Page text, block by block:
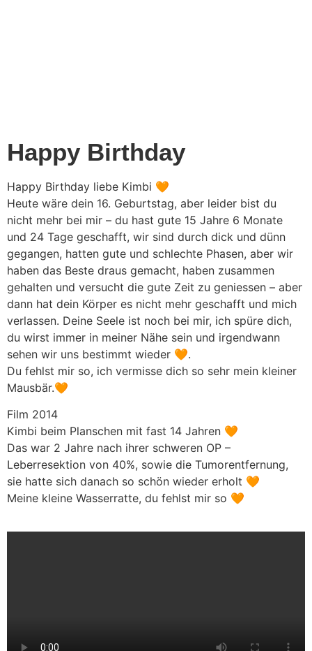
Happy Birthday
Happy Birthday liebe Kimbi 🧡
Heute wäre dein 16. Geburtstag, aber leider bist du
nicht mehr bei mir – du hast gute 15 Jahre 6 Monate
und 24 Tage geschafft, wir sind durch dick und dünn
gegangen, hatten gute und schlechte Phasen, aber wir
haben das Beste draus gemacht, haben zusammen
gehalten und versucht die gute Zeit zu geniessen – aber
dann hat dein Körper es nicht mehr geschafft und mich
verlassen. Deine Seele ist noch bei mir, ich spüre dich,
du wirst immer in meiner Nähe sein und irgendwann
sehen wir uns bestimmt wieder 🧡.
Du fehlst mir so, ich vermisse dich so sehr mein kleiner
Mausbär.🧡
Film 2014
Kimbi beim Planschen mit fast 14 Jahren 🧡
Das war 2 Jahre nach ihrer schweren OP –
Leberresektion von 40%, sowie die Tumorentfernung,
sie hatte sich danach so schön wieder erholt 🧡
Meine kleine Wasserratte, du fehlst mir so 🧡